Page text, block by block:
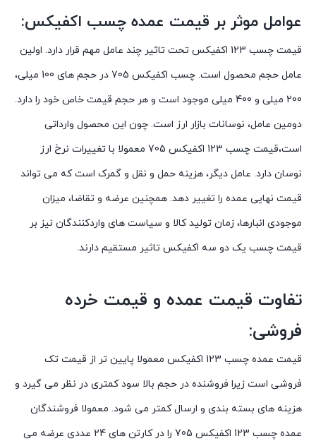
عوامل موثر بر قیمت عمده چسب اکفیکس:
قیمت چسب 123 اکفیکس تحت تاثیر چند عامل مهم قرار دارد. اولین
عامل حجم محصول است. چسب اکفیکس 705 در حجم های 100 میلی،
200 میلی و 400 میلی موجود است و هر حجم قیمت خاص خود را دارد.
دومین عامل، نوسانات بازار ارز است. چون این محصول وارداتی
است،قیمت چسب 123 اکفیکس 705 معمولا با تغییرات نرخ ارز
نوسان دارد. عامل دیگر، هزینه حمل و نقل و گمرک است که می تواند
قیمت نهایی عمده را تغییر دهد. همچنین عرضه و تقاضا، میزان
موجودی انبارها، زمان تولید کالا و سیاست های واردکنندگان نیز بر
قیمت چسب یک دو سه اکفیکس تاثیر مستقیم دارند.
تفاوت قیمت عمده و قیمت خرده
فروشی:
قیمت عمده چسب 123 اکفیکس
معمولا پایین تر از قیمت تک
فروشی است زیرا فروشنده در حجم بالا سود کمتری در نظر می گیرد و
هزینه های بسته بندی و ارسال کمتر می شود. معمولا فروشندگان
عمده چسب 123 اکفیکس 705 را در کارتن های 24 عددی عرضه می